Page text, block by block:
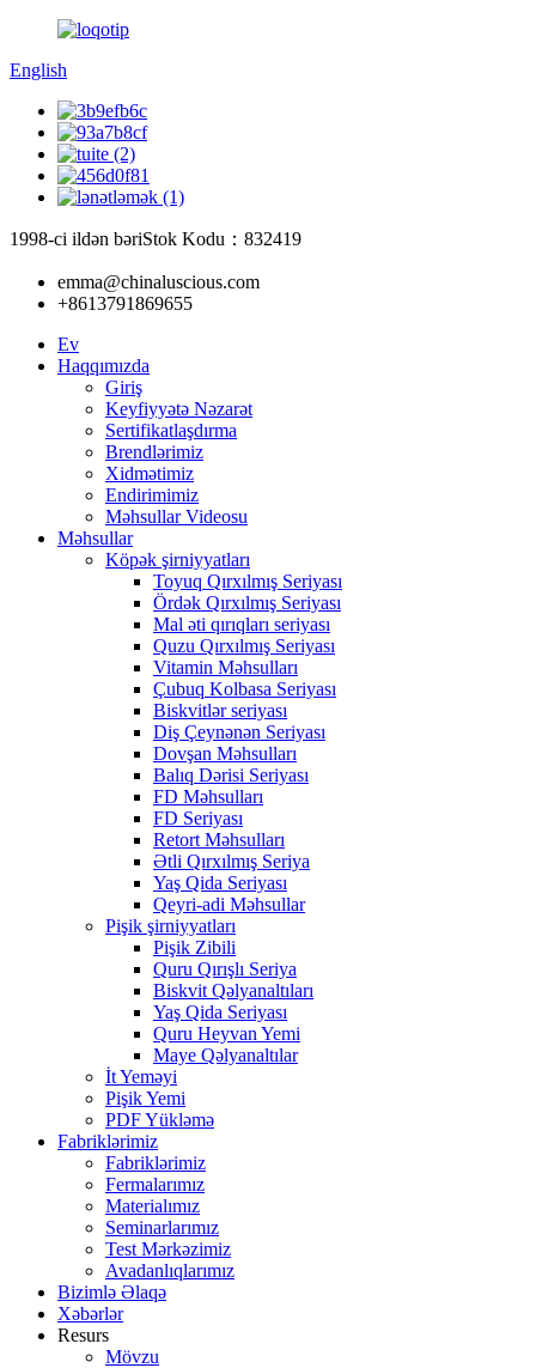
English
1998-ci ildən bəriStok Kodu：832419
emma@chinaluscious.com
+8613791869655
Ev
Haqqımızda
Giriş
Keyfiyyətə Nəzarət
Sertifikatlaşdırma
Brendlərimiz
Xidmətimiz
Endirimimiz
Məhsullar Videosu
Məhsullar
Köpək şirniyyatları
Toyuq Qırxılmış Seriyası
Ördək Qırxılmış Seriyası
Mal əti qırıqları seriyası
Quzu Qırxılmış Seriyası
Vitamin Məhsulları
Çubuq Kolbasa Seriyası
Biskvitlər seriyası
Diş Çeynənən Seriyası
Dovşan Məhsulları
Balıq Dərisi Seriyası
FD Məhsulları
FD Seriyası
Retort Məhsulları
Ətli Qırxılmış Seriya
Yaş Qida Seriyası
Qeyri-adi Məhsullar
Pişik şirniyyatları
Pişik Zibili
Quru Qırışlı Seriya
Biskvit Qəlyanaltıları
Yaş Qida Seriyası
Quru Heyvan Yemi
Maye Qəlyanaltılar
İt Yeməyi
Pişik Yemi
PDF Yükləmə
Fabriklərimiz
Fabriklərimiz
Fermalarımız
Materialımız
Seminarlarımız
Test Mərkəzimiz
Avadanlıqlarımız
Bizimlə Əlaqə
Xəbərlər
Resurs
Mövzu